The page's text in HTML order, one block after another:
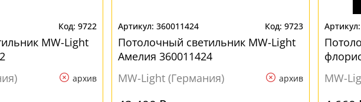
9722
MW-Light
архив
360011424 9723
Потолочный светильник MW-Light
Амелия 360011424
MW-Light (Германия)
архив
MW-